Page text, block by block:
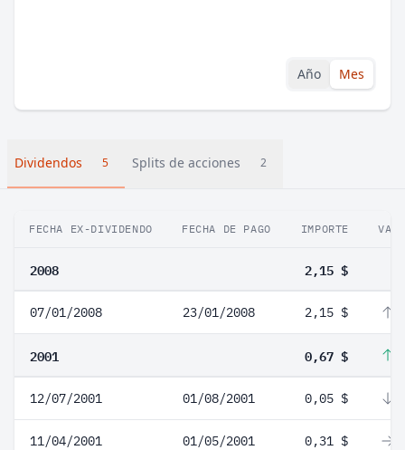
Año Mes
Dividendos 5 Splits de acciones 2
FECHA EX-DIVIDENDO FECHA DE PAGO IMPORTE
2008 2,15 $
07/01/2008 23/01/2008 2,15 $
2001 0,67 $
12/07/2001 01/08/2001 0,05 $
11/04/2001 01/05/2001 0,31 $